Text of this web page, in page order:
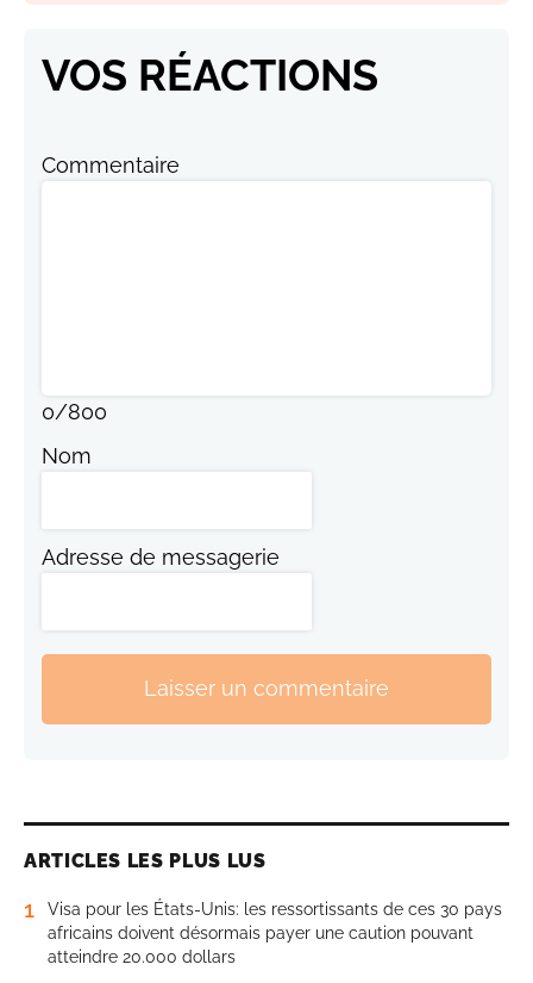
VOS RÉACTIONS
Commentaire
0/800
Nom
Adresse de messagerie
Laisser un commentaire
ARTICLES LES PLUS LUS
1
Visa pour les États-Unis: les ressortissants de ces 30 pays
africains doivent désormais payer une caution pouvant
atteindre 20.000 dollars